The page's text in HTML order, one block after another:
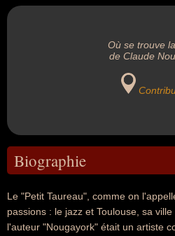
Où se trouve
de Claude
Biographie
Le "Petit Taureau", comme on
passions : le jazz et Toulouse, sa
l'auteur "Nougayork" était un artiste